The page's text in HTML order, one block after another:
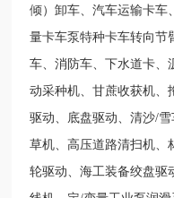
倾）卸车、汽车运输卡车
量卡车泵特种卡车转向节
车、消防车、下水道卡、
动采种机、甘蔗收获机、
驱动、底盘驱动、清沙/
草机、高压道路清扫机、
轮驱动、海工装备绞盘驱